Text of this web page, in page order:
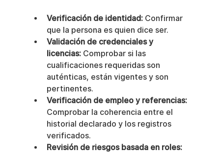
Verificación de identidad: Confirmar
que la persona es quien dice ser.
Validación de credenciales y
licencias: Comprobar si las
cualificaciones requeridas son
auténticas, están vigentes y son
pertinentes.
Verificación de empleo y referencias:
Comprobar la coherencia entre el
historial declarado y los registros
verificados.
Revisión de riesgos basada en roles: